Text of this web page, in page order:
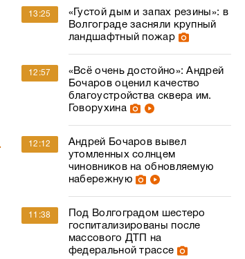
13:25
«Густой дым и запах резины»: в
Волгограде засняли крупный
ландшафтный пожар
12:57
«Всё очень достойно»: Андрей
Бочаров оценил качество
благоустройства сквера им.
Говорухина
12:12
Андрей Бочаров вывел
утомленных солнцем
чиновников на обновляемую
набережную
11:38
Под Волгоградом шестеро
госпитализированы после
массового ДТП на
федеральной трассе